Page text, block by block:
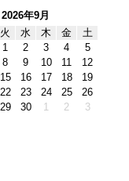
2026年9月
火 水 木 金
土
1 2 3 4
5
8 9 10 11
12
15 16 17 18
19
22 23 24 25
26
29 30 1 2 3